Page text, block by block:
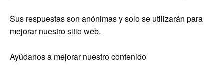
Sus respuestas son anónimas y solo se utilizarán para
mejorar nuestro sitio web.
Ayúdanos a mejorar nuestro contenido